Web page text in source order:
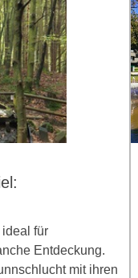
für
Entdeckung.
mit ihren